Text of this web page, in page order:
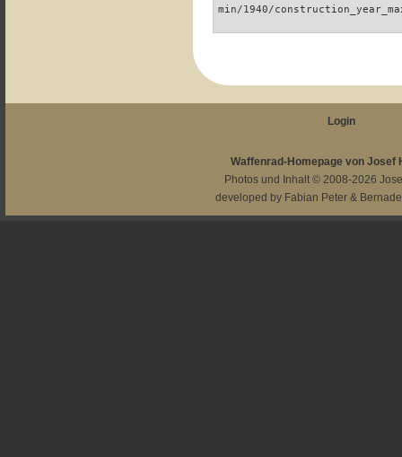
min/1940/
Login
Waffenrad-Homepage von Josef
Photos und Inhalt © 2008-2026
developed by Fabian Peter &